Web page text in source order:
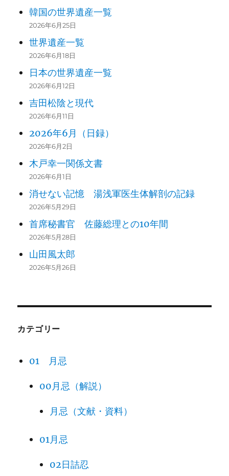
韓国の世界遺産一覧
2026年6月25日
世界遺産一覧
2026年6月18日
日本の世界遺産一覧
2026年6月12日
吉田松陰と現代
2026年6月11日
2026年6月（日録）
2026年6月2日
木戸幸一関係文書
2026年6月1日
消せない記憶 湯浅軍医生体解剖の記録
2026年5月29日
首席秘書官 佐藤総理との10年間
2026年5月28日
山田風太郎
2026年5月26日
カテゴリー
01 月忌
00月忌（解説）
月忌（文献・資料）
01月忌
02日詰忍